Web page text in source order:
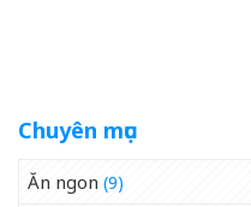
Chuyên mục
Ăn ngon (9)